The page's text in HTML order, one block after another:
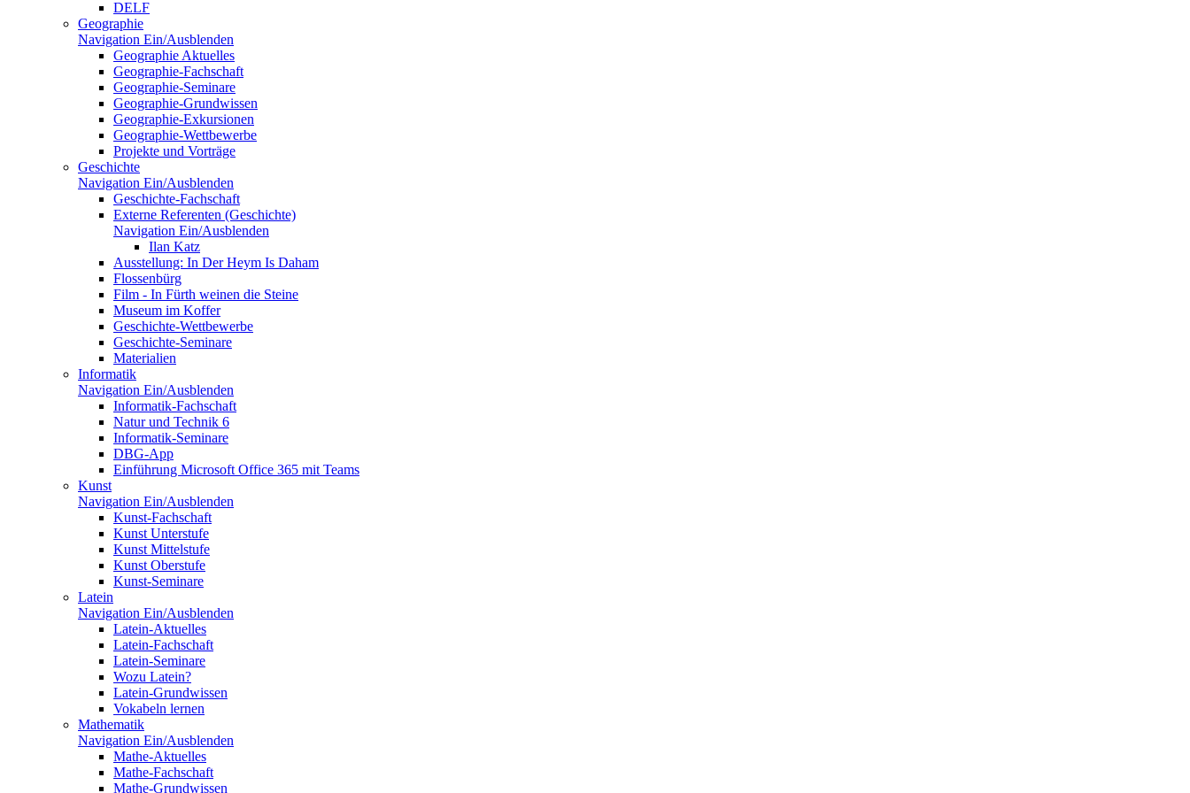
DELF
Geographie
Navigation Ein/Ausblenden
Geographie Aktuelles
Geographie-Fachschaft
Geographie-Seminare
Geographie-Grundwissen
Geographie-Exkursionen
Geographie-Wettbewerbe
Projekte und Vorträge
Geschichte
Navigation Ein/Ausblenden
Geschichte-Fachschaft
Externe Referenten (Geschichte)
Navigation Ein/Ausblenden
Ilan Katz
Ausstellung: In Der Heym Is Daham
Flossenbürg
Film - In Fürth weinen die Steine
Museum im Koffer
Geschichte-Wettbewerbe
Geschichte-Seminare
Materialien
Informatik
Navigation Ein/Ausblenden
Informatik-Fachschaft
Natur und Technik 6
Informatik-Seminare
DBG-App
Einführung Microsoft Office 365 mit Teams
Kunst
Navigation Ein/Ausblenden
Kunst-Fachschaft
Kunst Unterstufe
Kunst Mittelstufe
Kunst Oberstufe
Kunst-Seminare
Latein
Navigation Ein/Ausblenden
Latein-Aktuelles
Latein-Fachschaft
Latein-Seminare
Wozu Latein?
Latein-Grundwissen
Vokabeln lernen
Mathematik
Navigation Ein/Ausblenden
Mathe-Aktuelles
Mathe-Fachschaft
Mathe-Grundwissen